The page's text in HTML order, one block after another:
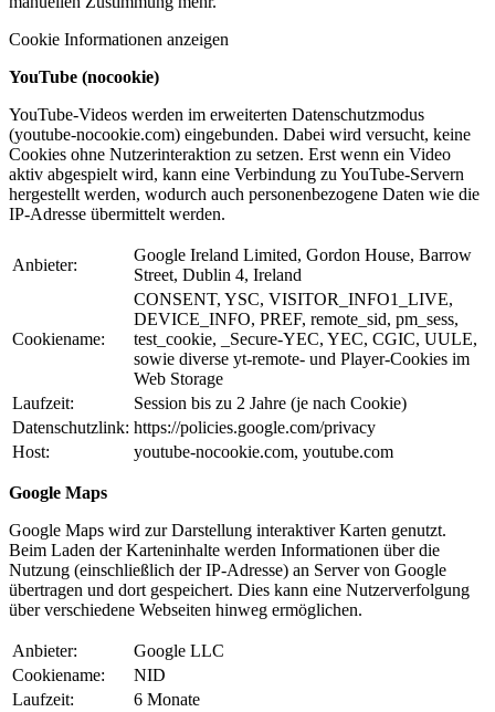
Cookie Informationen anzeigen
YouTube (nocookie)
YouTube-Videos werden im erweiterten Datenschutzmodus
(youtube-nocookie.com) eingebunden. Dabei wird versucht, keine
Cookies ohne Nutzerinteraktion zu setzen. Erst wenn ein Video
aktiv abgespielt wird, kann eine Verbindung zu YouTube-Servern
hergestellt werden, wodurch auch personenbezogene Daten wie die
IP-Adresse übermittelt werden.
Anbieter:
Google Ireland Limited, Gordon House, Barrow
Street, Dublin 4, Ireland
Cookiename:
CONSENT, YSC, VISITOR_INFO1_LIVE,
DEVICE_INFO, PREF, remote_sid, pm_sess,
test_cookie, _Secure-YEC, YEC, CGIC, UULE,
sowie diverse yt-remote- und Player-Cookies im
Web Storage
Laufzeit:
Session bis zu 2 Jahre (je nach Cookie)
Datenschutzlink: https://policies.google.com/privacy
Host:
youtube-nocookie.com, youtube.com
Google Maps
Google Maps wird zur Darstellung interaktiver Karten genutzt.
Beim Laden der Karteninhalte werden Informationen über die
Nutzung (einschließlich der IP-Adresse) an Server von Google
übertragen und dort gespeichert. Dies kann eine Nutzerverfolgung
über verschiedene Webseiten hinweg ermöglichen.
Anbieter:
Google LLC
Cookiename:
NID
Laufzeit:
6 Monate